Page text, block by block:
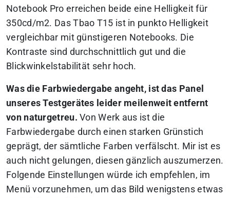
Notebook Pro erreichen beide eine Helligkeit für
350cd/m2. Das Tbao T15 ist in punkto Helligkeit
vergleichbar mit günstigeren Notebooks. Die
Kontraste sind durchschnittlich gut und die
Blickwinkelstabilität sehr hoch.
Was die Farbwiedergabe angeht, ist das Panel
unseres Testgerätes leider meilenweit entfernt
von naturgetreu. Von Werk aus ist die
Farbwiedergabe durch einen starken Grünstich
geprägt, der sämtliche Farben verfälscht. Mir ist es
auch nicht gelungen, diesen gänzlich auszumerzen.
Folgende Einstellungen würde ich empfehlen, im
Menü vorzunehmen, um das Bild wenigstens etwas